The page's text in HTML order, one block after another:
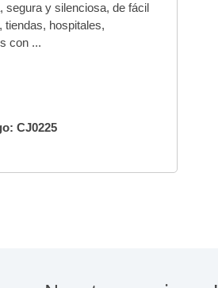
segura y silenciosa, de fácil
hospitales,
con ...
CJ0225